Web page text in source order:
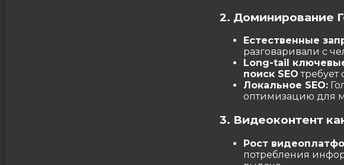
2. Доминирование
Естественные
разговаривали с
Long-tail
поиск SEO
Локальное SEO:
оптимизацию для
3. Видеоконтент
Рост
потребления